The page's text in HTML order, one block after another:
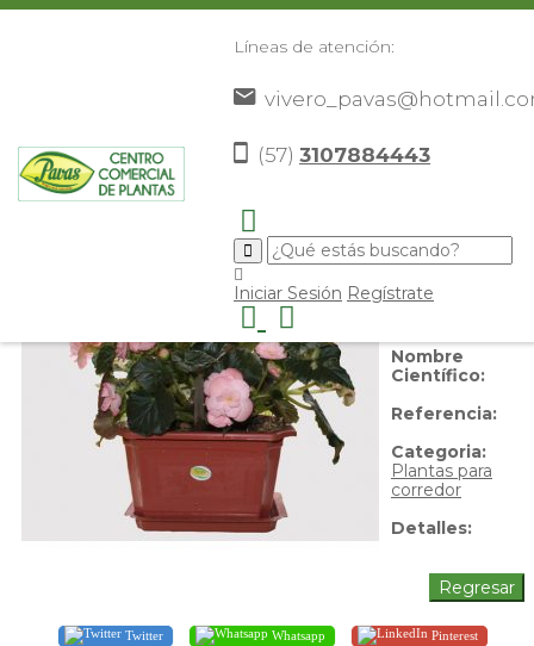
Líneas de atención:
(57) 3107884443
Iniciar Sesión Regístrate
Begonia flor
Común:
Nombre
Científico:
Referencia:
Categoria:
Plantas para
corredor
Detalles:
Twitter Whatsapp Pinterest